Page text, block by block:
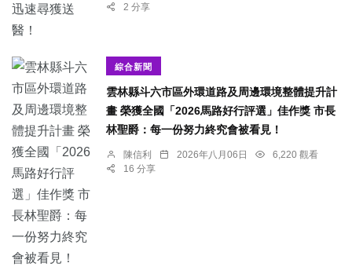
2 分享
綜合新聞
雲林縣斗六市區外環道路及周邊環境整體提升計
畫 榮獲全國「2026馬路好行評選」佳作獎 市長
林聖爵：每一份努力終究會被看見！
陳信利 2026年八月06日
6,220 觀看
16 分享